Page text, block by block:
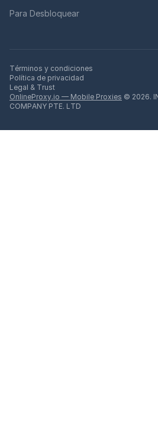
Para Desbloquear
Términos y condiciones
Política de privacidad
Legal & Trust
OnlineProxy.io — Mobile Proxies © 2026.
COMPANY PTE. LTD